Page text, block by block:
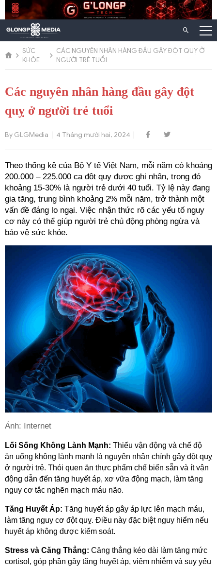
Chuyển
đến
dung
SỨC
KHỎE
CÁC NGUYÊN NHÂN HÀNG ĐẦU GÂY ĐỘT QUỴ Ở
NGƯỜI TRẺ TUỔI
Các nguyên nhân hàng đầu gây đột
quỵ ở người trẻ tuổi
By GLGMedia 4 Tháng mười hai, 2024
Theo thống kê của Bộ Y tế Việt Nam, mỗi năm có khoảng
200.000 – 225.000 ca đột quỵ được ghi nhận, trong đó
khoảng 15-30% là người trẻ dưới 40 tuổi. Tỷ lệ này đang
gia tăng, trung bình khoảng 2% mỗi năm, trở thành một
vấn đề đáng lo ngại. Việc nhận thức rõ các yếu tố nguy
cơ này có thể giúp người trẻ chủ động phòng ngừa và
bảo vệ sức khỏe.
Ảnh: Internet
Lối Sống Không Lành Mạnh: Thiếu vận động và chế độ
ăn uống không lành mạnh là nguyên nhân chính gây đột quỵ
ở người trẻ. Thói quen ăn thực phẩm chế biến sẵn và ít vận
động dẫn đến tăng huyết áp, xơ vữa động mạch, làm tăng
nguy cơ tắc nghẽn mạch máu não.
Tăng Huyết Áp: Tăng huyết áp gây áp lực lên mạch máu,
làm tăng nguy cơ đột quỵ. Điều này đặc biệt nguy hiểm nếu
huyết áp không được kiểm soát.
Stress và Căng Thẳng: Căng thẳng kéo dài làm tăng mức
cortisol, góp phần gây tăng huyết áp, viêm nhiễm và suy yếu